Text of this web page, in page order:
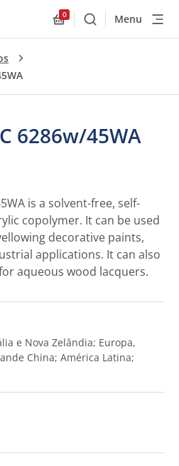
0
BuscarMenu
6286w/45WA
45WA
is a solvent-free, self-
copolymer. It can be used
decorative paints,
applications. It can also
aqueous wood lacquers.
e Nova Zelândia; Europa,
China; América Latina;